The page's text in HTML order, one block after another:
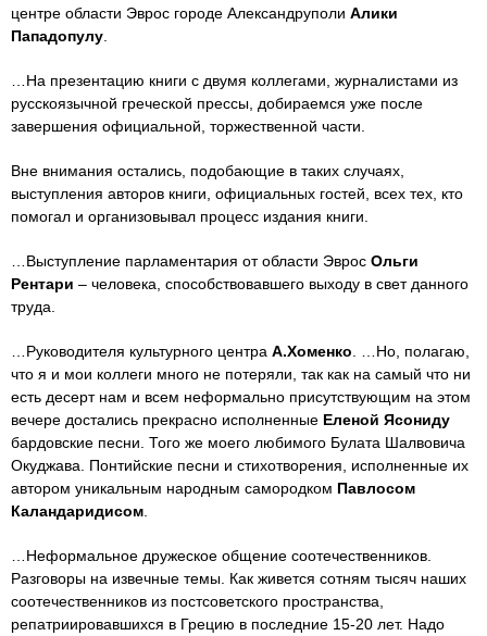
центре области Эврос городе Александруполи Алики
Пападопулу
…На презентацию книги с двумя коллегами, журналистами из
русскоязычной греческой прессы, добираемся уже после
завершения официальной, торжественной части.
Вне внимания остались, подобающие в таких случаях,
выступления авторов книги, официальных гостей, всех тех, кто
помогал и организовывал процесс издания книги.
…Выступление парламентария от области Эврос Ольги
Рентари – человека, способствовавшего выходу в свет данного
труда.
…Руководителя культурного центра А.Хоменко . …Но, полагаю,
что я и мои коллеги много не потеряли, так как на самый что ни
есть десерт нам и всем неформально присутствующим на этом
вечере достались прекрасно исполненные Еленой Ясониду
бардовские песни. Того же моего любимого Булата Шалвовича
Окуджава. Понтийские песни и стихотворения, исполненные их
автором уникальным народным самородком Павлосом
Каландаридисом
…Неформальное дружеское общение соотечественников.
Разговоры на извечные темы. Как живется сотням тысяч наших
соотечественников из постсоветского пространства,
репатриировавшихся в Грецию в последние 15-20 лет. Надо